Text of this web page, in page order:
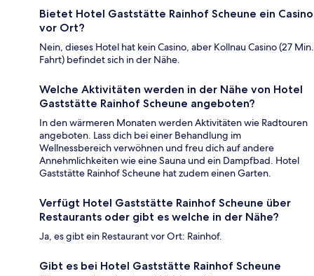
Bietet Hotel Gaststätte Rainhof Scheune ein Casino
vor Ort?
Nein, dieses Hotel hat kein Casino, aber Kollnau Casino (27 Min.
Fahrt) befindet sich in der Nähe.
Welche Aktivitäten werden in der Nähe von Hotel
Gaststätte Rainhof Scheune angeboten?
In den wärmeren Monaten werden Aktivitäten wie Radtouren
angeboten. Lass dich bei einer Behandlung im
Wellnessbereich verwöhnen und freu dich auf andere
Annehmlichkeiten wie eine Sauna und ein Dampfbad. Hotel
Gaststätte Rainhof Scheune hat zudem einen Garten.
Verfügt Hotel Gaststätte Rainhof Scheune über
Restaurants oder gibt es welche in der Nähe?
Ja, es gibt ein Restaurant vor Ort: Rainhof.
Gibt es bei Hotel Gaststätte Rainhof Scheune